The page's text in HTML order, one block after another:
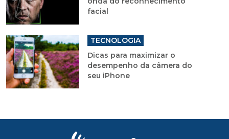
facial
TECNOLOGIA
Dicas para maximizar o
desempenho da câmera do
seu iPhone